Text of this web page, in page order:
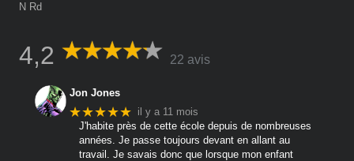
N Rd
4,2 22 avis
Jon Jones
★★★★★ il y a 11 mois
J'habite près de cette école depuis de nombreuses
années. Je passe toujours devant en allant au
travail. Je savais donc que lorsque mon enfant